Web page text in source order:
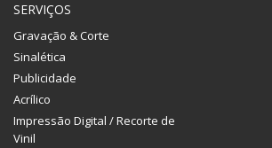
SERVIÇOS
Gravação & Corte
Sinalética
Publicidade
Acrílico
Impressão Digital / Recorte de
Vinil